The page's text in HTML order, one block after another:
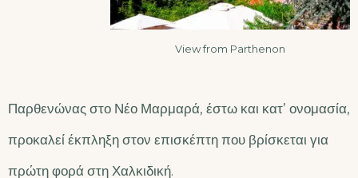
View from Parthenon
Παρθενώνας στο Νέο Μαρμαρά, έστω και κατ’ ονομασία,
προκαλεί έκπληξη στον επισκέπτη που βρίσκεται για
πρώτη φορά στη Χαλκιδική.